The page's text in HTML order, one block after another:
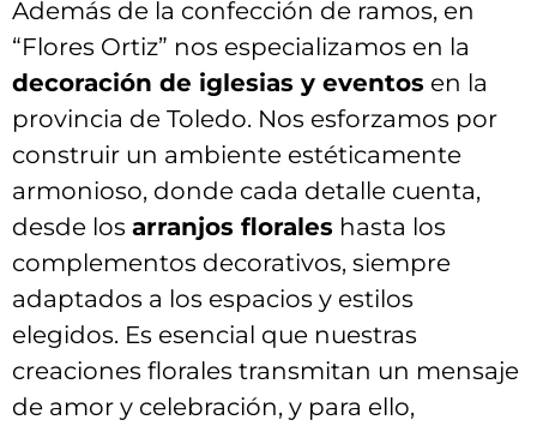
Además de la confección de ‍ramos, ‍en
“Flores Ortiz” nos especializamos en la
decoración‌ de iglesias y eventos en ⁢la
⁤provincia de Toledo. ​Nos⁤ esforzamos por
construir un ambiente estéticamente
armonioso, donde cada detalle cuenta,
desde los arranjos ⁤florales hasta los
complementos ‌decorativos, siempre
adaptados a los​ espacios y ⁤estilos
elegidos. ⁤Es‍ esencial que nuestras⁣
creaciones‌ florales transmitan un mensaje ​
de amor ​y celebración, y para ello, ​